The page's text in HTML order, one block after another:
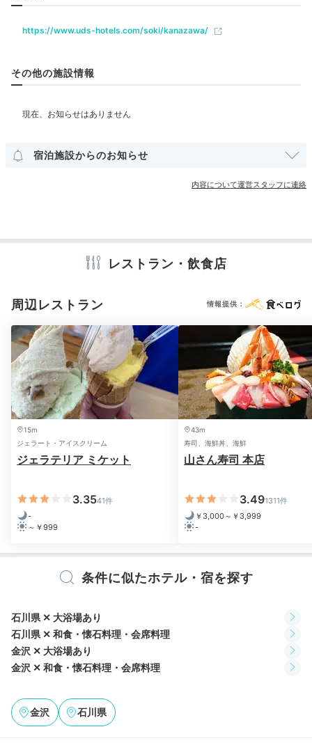
達と写真を撮ったりしていました。無料でサシェ作り体
Dinner
19:00
ホテル1階の和食料理店「空潮/空汐（そらしお）」で夕
食はいかが？味わい深いおばんざい割烹が味わえる、落
ち着いた空間です。約8mの天然木タモ材の一枚板カウ
ンター
Night
21:00
大浴場で癒されて
ベビー＆子供関連
部屋情報
洋室
ユニバーサルルーム
その他館内施設
https://www.uds-hotels.com/soki/kanazawa/
その他の施設情報
宿泊施設からのお知らせ
内容について運営スタッフに連絡
レストラン・飲食店
周辺レストラン 情報提供：
15m
ジェラート・アイスクリーム
ジェラテリア ミケット
3.3541件
-
～￥999
43m
寿司、海鮮丼、海鮮
山さん寿司 本店
3.491311件
￥3,000～￥3,999
-
条件に似たホテル・宿を探す
石川県 ✕ 大浴場あり
石川県 ✕ 和食・懐石料理・会席料理
金沢 ✕ 大浴場あり
金沢 ✕ 和食・懐石料理・会席料理
金沢 石川県